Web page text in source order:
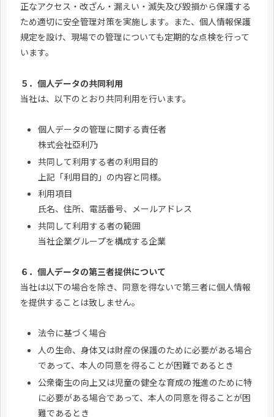
正なアクセス・改ざん・漏えい・滅失及び毀損から保護する
ため適切に安全管理対策を実施します。また、個人情報保護
規定を設け、現場での管理についても定期的な点検を行って
います。
５．個人データの共同利用
当社は、以下のとおり共同利用を行います。
個人データの管理に関する責任者
株式会社亞利乃
共同して利用する者の利用目的
上記「利用目的」の内容と同様。
利用項目
氏名、住所、電話番号、メールアドレス
共同して利用する者の範囲
当社企業グループを構成する企業
６．個人データの第三者提供について
当社は以下の場合を除き、同意を得ないで第三者に個人情報
を提供することは致しません。
法令に基づく場合
人の生命、身体又は財産の保護のために必要がある場合
であって、本人の同意を得ることが困難であるとき
公衆衛生の向上又は児童の健全な育成の推進のために特
に必要がある場合であって、本人の同意を得ることが困
難であるとき